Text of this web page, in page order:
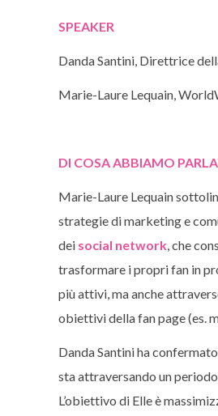
SPEAKER
Danda Santini, Direttrice
Marie-Laure Lequain,
DI COSA ABBIAMO
Marie-Laure Lequain
strategie di marketing e
dei social network, che
trasformare i propri fan in
più attivi, ma anche
obiettivi della fan page (es.
Danda Santini ha
sta attraversando un
L’obiettivo di Elle è